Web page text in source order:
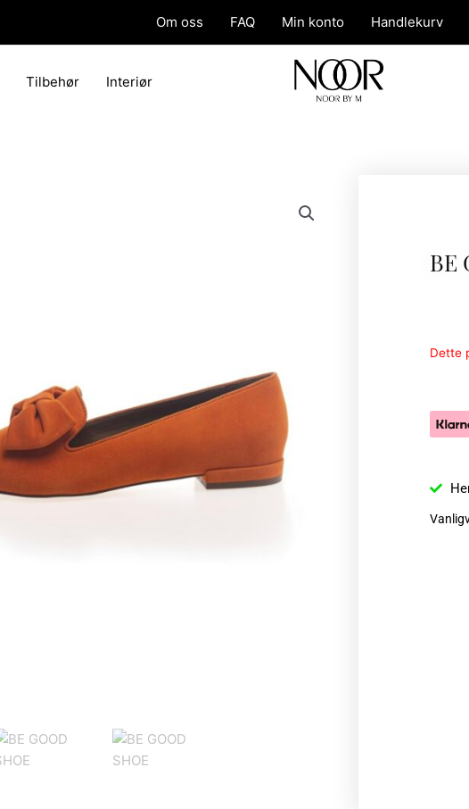
Om oss FAQ Min konto Handlekurv
Tilbehør Interiør
BE
Dette